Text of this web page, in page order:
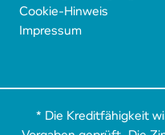
Cookie-Hinweis
Impressum
* Die Kreditfähigkeit